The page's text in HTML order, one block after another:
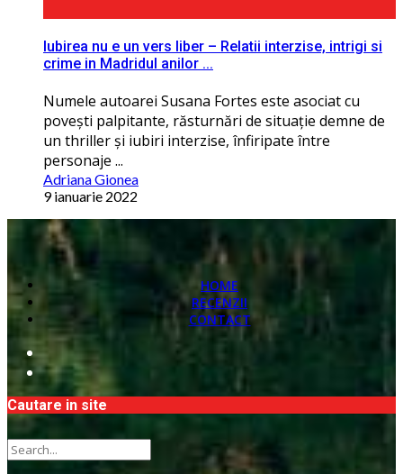
Iubirea nu e un vers liber – Relatii interzise, intrigi si
crime in Madridul anilor ...
Numele autoarei Susana Fortes este asociat cu
povești palpitante, răsturnări de situaţie demne de
un thriller și iubiri interzise, înfiripate între
personaje ...
Adriana Gionea
9 ianuarie 2022
HOME
RECENZII
CONTACT
Cautare in site